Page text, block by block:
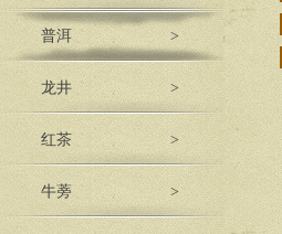
普洱 >
龙井 >
红茶 >
牛蒡 >